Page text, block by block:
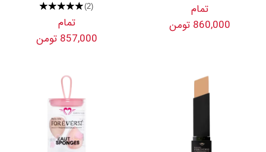
تمام
860,000 تومن
★★★★★(2)
تمام
857,000 تومن